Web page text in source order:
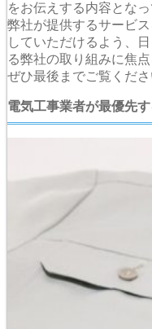
をお伝えする内容となっ
弊社が提供するサービ
していただけるよう、
る弊社の取り組みに焦
ぜひ最後までご覧くださ
電気工事業者が最優先